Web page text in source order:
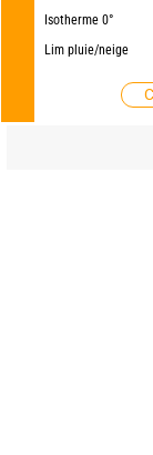
Isotherme 0°
Lim pluie/neige